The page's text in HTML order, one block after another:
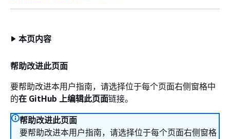
本页内容
帮助改进此页面
要帮助改进本用户指南，请选择位于每个页面右侧窗格中
的在 GitHub 上编辑此页面链接。
帮助改进此页面
要帮助改进本用户指南，请选择位于每个页面右侧窗格